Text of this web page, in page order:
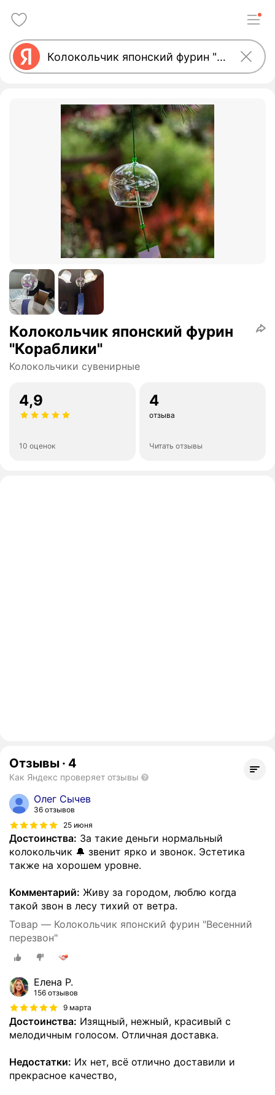
Колокольчик японский фурин
"Кораблики"
Колокольчики сувенирные
4,9
10 оценок
4
отзыва
Читать отзывы
Отзывы · 4
Как Яндекс проверяет отзывы
Олег Сычев
36 отзывов
25 июня
Достоинства: За такие деньги нормальный
колокольчик 🔔 звенит ярко и звонок. Эстетика
также на хорошем уровне.
Комментарий: Живу за городом, люблю когда
такой звон в лесу тихий от ветра.
Товар — Колокольчик японский фурин "Весенний
перезвон"
Елена Р.
156 отзывов
9 марта
Достоинства: Изящный, нежный, красивый с
мелодичным голосом. Отличная доставка.
Недостатки: Их нет, всё отлично доставили и
прекрасное качество,